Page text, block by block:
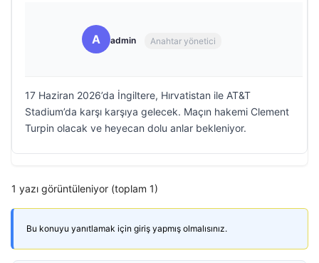
A admin Anahtar yönetici
17 Haziran 2026’da İngiltere, Hırvatistan ile AT&T
Stadium’da karşı karşıya gelecek. Maçın hakemi Clement
Turpin olacak ve heyecan dolu anlar bekleniyor.
1 yazı görüntüleniyor (toplam 1)
Bu konuyu yanıtlamak için giriş yapmış olmalısınız.